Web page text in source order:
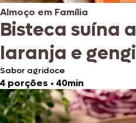
Almoço em Família
Bisteca suína
laranja e
Sabor agridoce
4 porções • 40min